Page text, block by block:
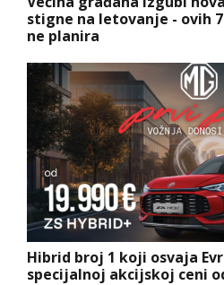
stigne na letovanje - ovih
ne planira
Hibrid broj 1 koji osvaja
specijalnoj akcijskoj ceni